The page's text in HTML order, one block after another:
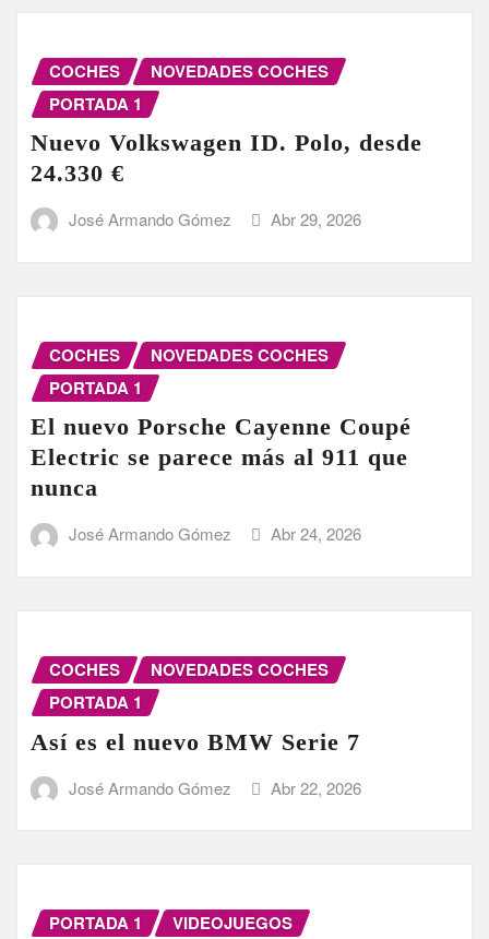
COCHES
NOVEDADES COCHES
PORTADA 1
Nuevo Volkswagen ID. Polo, desde
24.330 €
José Armando Gómez Abr 29, 2026
COCHES
NOVEDADES COCHES
PORTADA 1
El nuevo Porsche Cayenne Coupé
Electric se parece más al 911 que
nunca
José Armando Gómez Abr 24, 2026
COCHES
NOVEDADES COCHES
PORTADA 1
Así es el nuevo BMW Serie 7
José Armando Gómez Abr 22, 2026
PORTADA 1 VIDEOJUEGOS